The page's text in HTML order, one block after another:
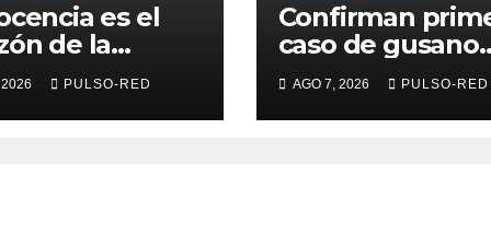
es el
de la
Rector
UATx
PULSO-RED
Confirman
caso de gusano
barrenador en
humano en
Tlaxcala
AGO 7, 2026 PULSO-RED